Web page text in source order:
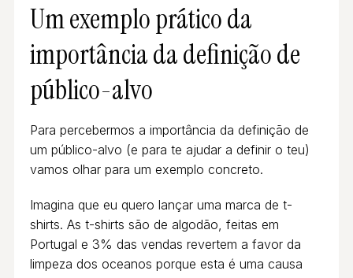
Um exemplo prático da
importância da definição de
público-alvo
Para percebermos a importância da definição de
um público-alvo (e para te ajudar a definir o teu)
vamos olhar para um exemplo concreto.
Imagina que eu quero lançar uma marca de t-
shirts. As t-shirts são de algodão, feitas em
Portugal e 3% das vendas revertem a favor da
limpeza dos oceanos porque esta é uma causa